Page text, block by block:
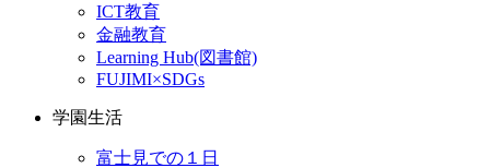
ICT教育
金融教育
Learning Hub(図書館)
FUJIMI×SDGs
学園生活
富士見での１日